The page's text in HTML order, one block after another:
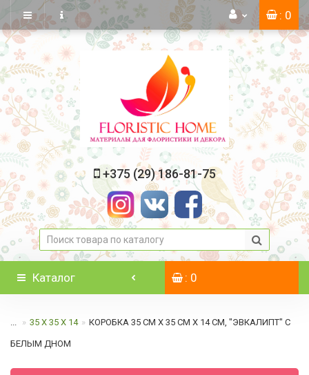
: 0
+375 (29) 186-81-75
Каталог : 0
... 35 Х 35 Х 14 КОРОБКА 35 СМ Х 35 СМ Х 14 СМ, "ЭВКАЛИПТ" С
БЕЛЫМ ДНОМ